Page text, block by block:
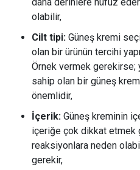
olabilir,
Cilt tipi: Güneş kremi
olan bir ürünün tercihi
Örnek vermek
sahip olan bir güneş
önemlidir,
İçerik: Güneş kreminin
içeriğe çok dikkat etmek
reaksiyonlara neden
gerekir,